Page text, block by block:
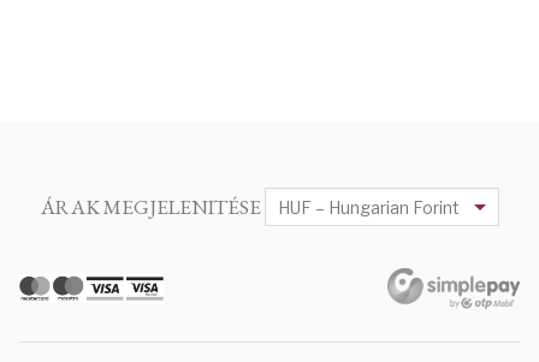
ÁRAK MEGJELENITÉSE